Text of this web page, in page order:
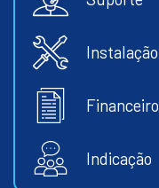
Instalação
Financeiro
Indicação